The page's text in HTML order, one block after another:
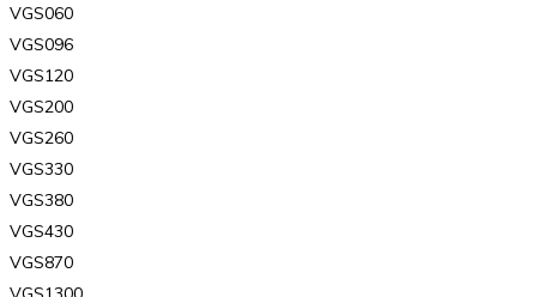
VGS060
VGS096
VGS120
VGS200
VGS260
VGS330
VGS380
VGS430
VGS870